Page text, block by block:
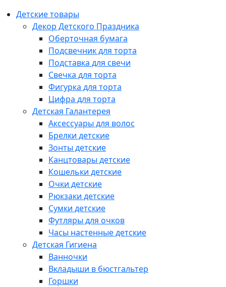
Детские товары
Декор Детского Праздника
Оберточная бумага
Подсвечник для торта
Подставка для свечи
Свечка для торта
Фигурка для торта
Цифра для торта
Детская Галантерея
Аксессуары для волос
Брелки детские
Зонты детские
Канцтовары детские
Кошельки детские
Очки детские
Рюкзаки детские
Сумки детские
Футляры для очков
Часы настенные детские
Детская Гигиена
Ванночки
Вкладыши в бюстгальтер
Горшки